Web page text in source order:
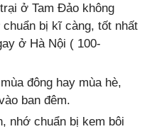
ở Tam Đảo không
bị kĩ càng, tốt nhất
ở Hà Nội ( 100-
đông hay mùa hè,
ban đêm.
nhớ chuẩn bị kem bôi